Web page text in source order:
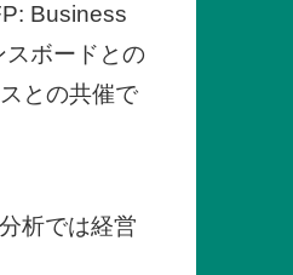
Business
ボードとの
との共催で
析では経営